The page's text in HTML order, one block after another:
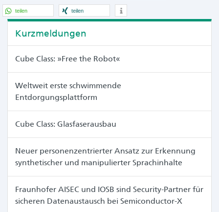
teilen teilen
Kurzmeldungen
Cube Class: »Free the Robot«
Weltweit erste schwimmende
Entdorgungsplattform
Cube Class: Glasfaserausbau
Neuer personenzentrierter Ansatz zur Erkennung
synthetischer und manipulierter Sprachinhalte
Fraunhofer AISEC und IOSB sind Security-Partner für
sicheren Datenaustausch bei Semiconductor-X